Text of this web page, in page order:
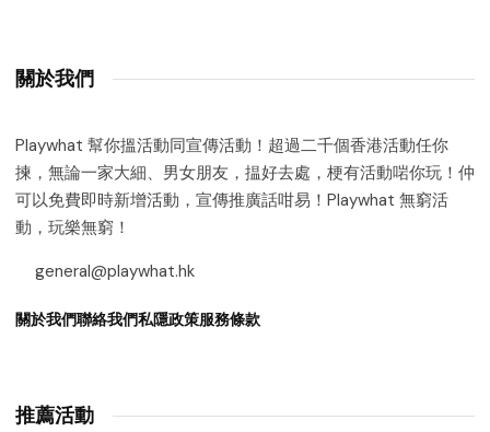
關於我們
Playwhat 幫你搵活動同宣傳活動！超過二千個香港活動任你
揀，無論一家大細、男女朋友，揾好去處，梗有活動啱你玩！仲
可以免費即時新增活動，宣傳推廣話咁易！Playwhat 無窮活
動，玩樂無窮！
general@playwhat.hk
關於我們聯絡我們私隱政策服務條款
推薦活動